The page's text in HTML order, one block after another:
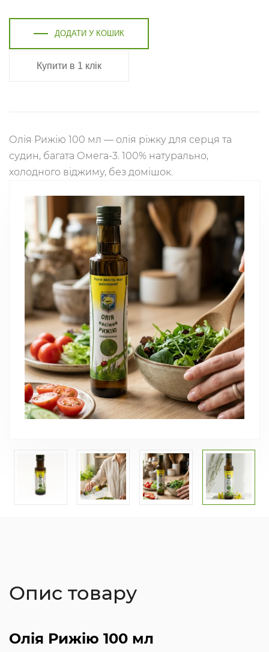
ДОДАТИ У КОШИК
Купити в 1 клік
Олія Рижію 100 мл — олія ріжку для серця та
судин, багата Омега-3. 100% натурально,
холодного віджиму, без домішок.
Опис товару
Олія Рижію 100 мл